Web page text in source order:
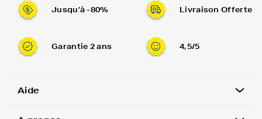
Jusqu’à -80% Livraison Offerte
Garantie 2 ans 4,5/5
Aide